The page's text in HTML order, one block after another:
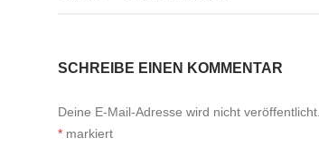
SCHREIBE EINEN KOMMENTAR
Deine E-Mail-Adresse wird nicht veröffentlicht.
* markiert